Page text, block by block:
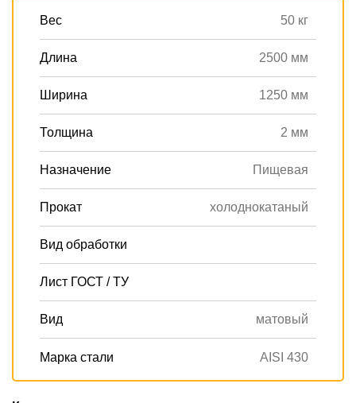
Вес 50 кг
Длина 2500 мм
Ширина 1250 мм
Толщина 2 мм
Назначение Пищевая
Прокат холоднокатаный
Вид обработки
Лист ГОСТ / ТУ
Вид матовый
Марка стали AISI 430